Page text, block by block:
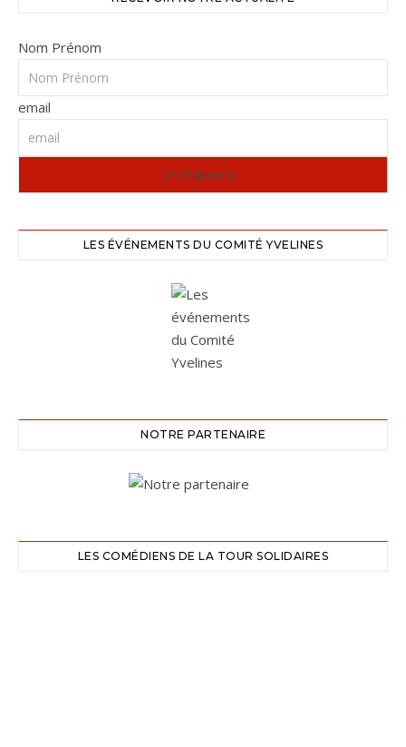
Nom Prénom
email
LES ÉVÉNEMENTS DU COMITÉ YVELINES
NOTRE PARTENAIRE
LES COMÉDIENS DE LA TOUR SOLIDAIRES